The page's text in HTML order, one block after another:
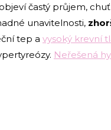
častý průjem,
unavitelnosti,
tep a vysoký krevní
Neřešená